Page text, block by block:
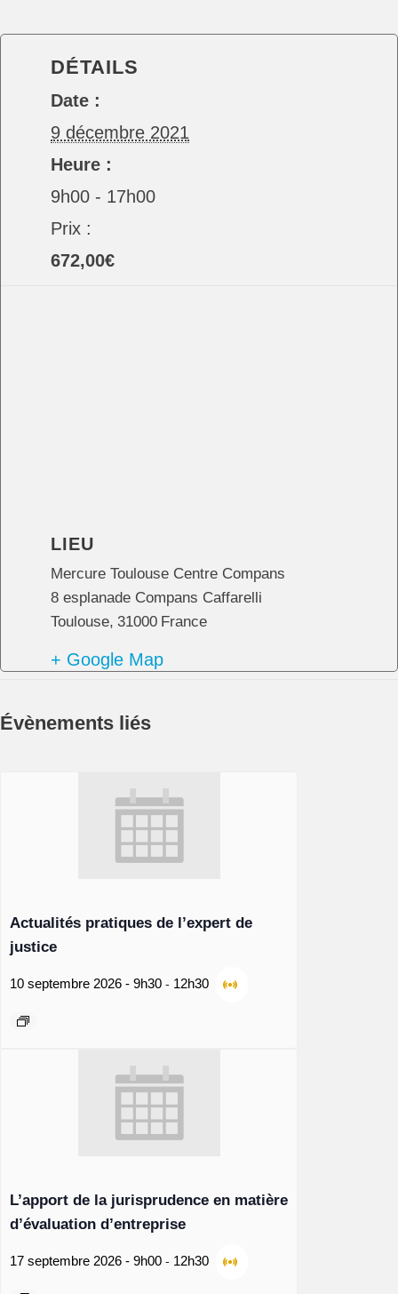
DÉTAILS
Date :
9 décembre 2021
Heure :
9h00 - 17h00
Prix :
672,00€
LIEU
Mercure Toulouse Centre Compans
8 esplanade Compans Caffarelli
Toulouse, 31000 France
+ Google Map
Évènements liés
Actualités pratiques de l’expert de
justice
10 septembre 2026 - 9h30 - 12h30
L’apport de la jurisprudence en matière
d’évaluation d’entreprise
17 septembre 2026 - 9h00 - 12h30